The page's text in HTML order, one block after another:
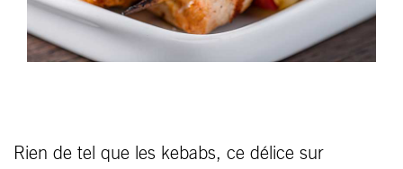
Rien de tel que les kebabs, ce délice sur